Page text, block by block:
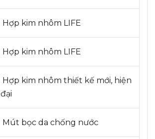
Hợp kim nhôm LIFE
Hợp kim nhôm LIFE
Hợp kim nhôm thiết kế mới, hiện
đại
Mút bọc da chống nước